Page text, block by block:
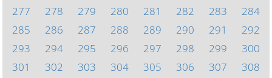
277
278 279 280 281 282 283
284
285
286 287 288 289 290 291
292
293
294 295 296 297 298 299
300
301
302 303 304 305 306 307
308